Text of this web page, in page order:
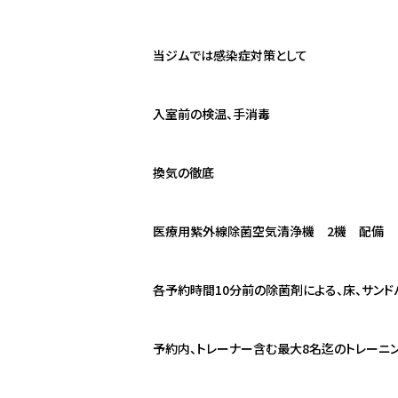
当ジムでは感染症対策として
入室前の検温、手消毒
換気の徹底
医療用紫外線除菌空気清浄機 2機 配備
各予約時間10分前の除菌剤による、床、サンド
予約内、トレーナー含む最大8名迄のトレーニ